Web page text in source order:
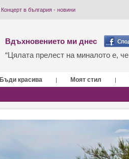
Концерт в българия - новини
Вдъхновението ми днес
“Цялата прелест на миналото е,
Бъди красива | Моят стил |